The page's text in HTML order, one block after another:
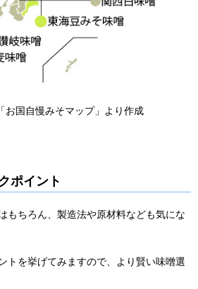
お国自慢みそマップ」より作成
ポイント
もちろん、製造法や原材料なども気にな
トを挙げてみますので、より賢い味噌選